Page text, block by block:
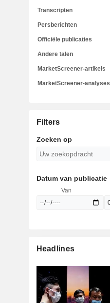
Transcripten
Persberichten
Officiële publicaties
Andere talen
MarketScreener-artikels
MarketScreener-analyses
Filters
Zoeken op
Datum van publicatie
Van
Headlines